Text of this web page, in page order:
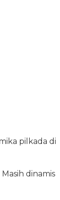
pilkada di
dinamis